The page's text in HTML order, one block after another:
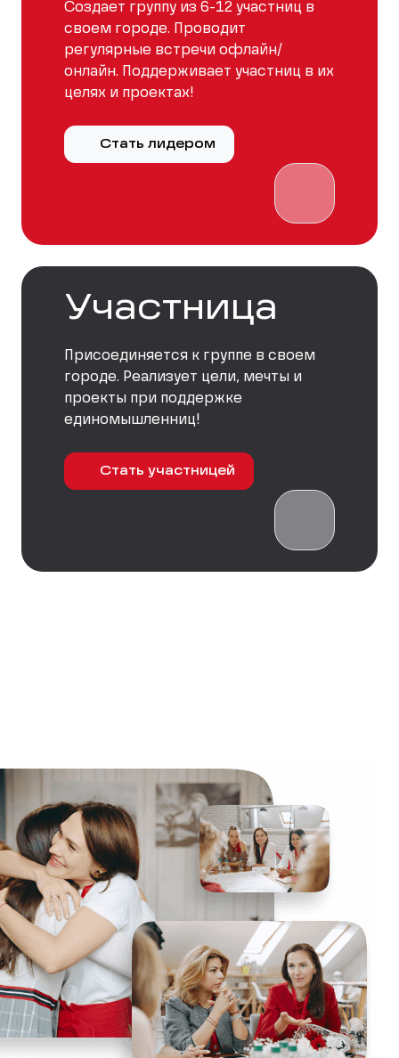
Создает группу из 6-12 участниц в
своем городе. Проводит
регулярные встречи офлайн/
онлайн. Поддерживает участниц в их
целях и проектах!
Стать лидером
Участница
Присоединяется к группе в своем
городе. Реализует цели, мечты и
проекты при поддержке
единомышленниц!
Стать участницей